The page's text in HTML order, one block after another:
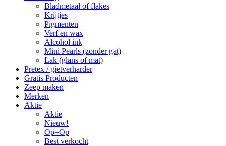
Bladmetaal of flakes
Krijtjes
Pigmenten
Verf en wax
Alcohol ink
Mini Pearls (zonder gat)
Lak (glans of mat)
Pretex / gietverharder
Gratis Producten
Zeep maken
Merken
Aktie
Aktie
Nieuw!
Op=Op
Best verkocht